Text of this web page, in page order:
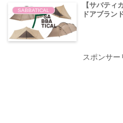
SABBATICAL
【サバティ
ドアブラン
スポンサー